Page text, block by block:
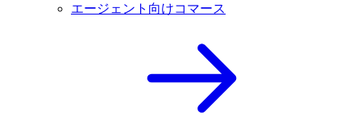
エージェント向けコマース